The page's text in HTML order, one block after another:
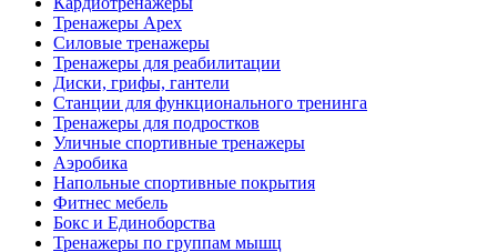
Тренажеры Apex
Силовые тренажеры
Тренажеры для реабилитации
Диски, грифы, гантели
Станции для функционального тренинга
Тренажеры для подростков
Уличные спортивные тренажеры
Аэробика
Напольные спортивные покрытия
Фитнес мебель
Бокс и Единоборства
Тренажеры по группам мышц